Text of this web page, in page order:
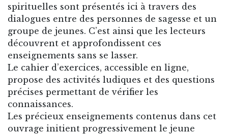
spirituelles sont présentés ici à travers des
dialogues entre des personnes de sagesse et un
groupe de jeunes. C’est ainsi que les lecteurs
découvrent et approfondissent ces
enseignements sans se lasser.
Le cahier d’exercices, accessible en ligne,
propose des activités ludiques et des questions
précises permettant de vérifier les
connaissances.
Les précieux enseignements contenus dans cet
ouvrage initient progressivement le jeune